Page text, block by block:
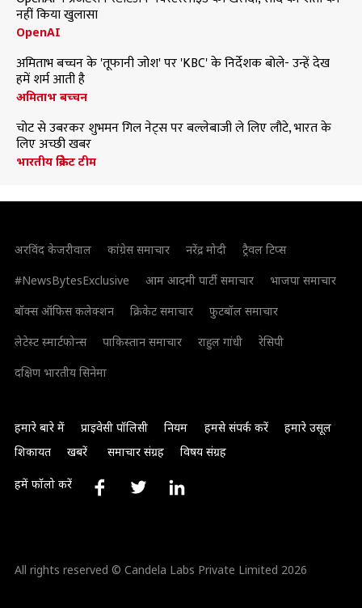
नहीं किया खुलासा
OpenAI
अमिताभ बच्चन के 'तूफानी जोश' पर 'KBC' के निर्देशक बोले- उन्हें देख
हमें शर्म आती है
अमिताभ बच्चन
चोट से उबरकर शुभमन गिल नेट्स पर बल्लेबाजी ले लिए लौटे, भारत के
लिए अच्छी खबर
भारतीय क्रिकेट टीम
अरविंद केजरीवाल कांग्रेस समाचार नरेंद्र मोदी
ट्रैवल टिप्स
#NewsBytesExclusive
आम आदमी पार्टी समाचार
भाजपा समाचार
बॉक्स ऑफिस कलेक्शन
क्रिकेट समाचार
फुटबॉल समाचार
लेटेस्ट स्मार्टफोन्स
पाकिस्तान समाचार राहुल गांधी
रेसिपी
दक्षिण भारतीय सिनेमा
हमारे बारे में प्राइवेसी पॉलिसी नियम हमसे संपर्क करें
हमारे उसूल
शिकायत
खबरें समाचार संग्रह विषय संग्रह
हमें फॉलो करें
All rights reserved © Candela Labs Private Limited 2026